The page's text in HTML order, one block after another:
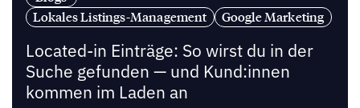
Lokales Listings-Management
Google Marketing
Located-in Einträge: So wirst du in der
Suche gefunden — und Kund:innen
kommen im Laden an